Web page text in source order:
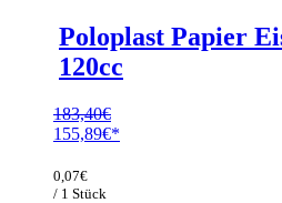
Poloplast Papier
120cc
183,40€
Ursprünglicher
war:
183,40€
155,89€
Preis
ist:
0,07€
/ 1 Stück